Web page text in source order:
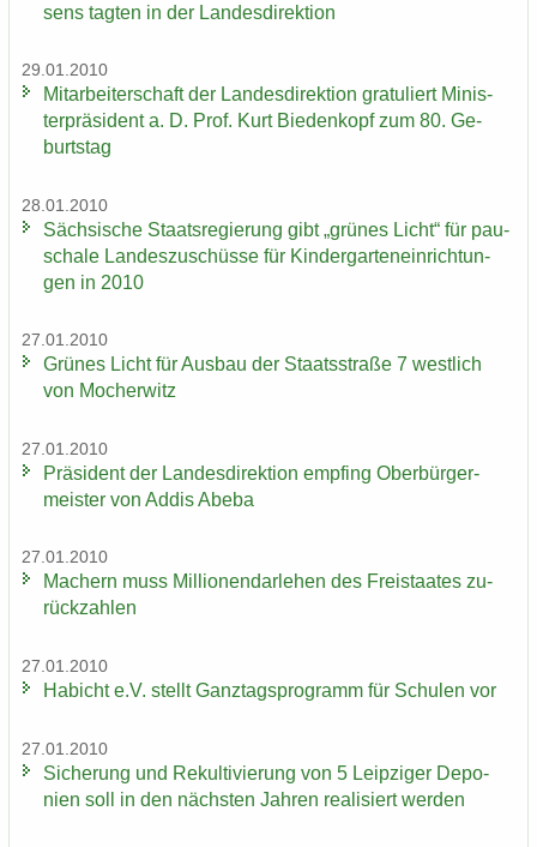
sens tag­ten in der Lan­des­di­rek­ti­on
29.01.2010
Mit­ar­bei­ter­schaft der Lan­des­di­rek­ti­on gra­tu­liert Mi­nis­
ter­prä­si­dent a. D. Prof. Kurt Bie­den­kopf zum 80. Ge­
burts­tag
28.01.2010
Säch­si­sche Staats­re­gie­rung gibt „grü­nes Licht“ für pau­
scha­le Lan­des­zu­schüs­se für Kin­der­gar­ten­ein­rich­tun­
gen in 2010
27.01.2010
Grü­nes Licht für Aus­bau der Staats­stra­ße 7 west­lich
von Mo­cher­witz
27.01.2010
Prä­si­dent der Lan­des­di­rek­ti­on emp­fing Ober­bür­ger­
meis­ter von Addis Abeba
27.01.2010
Ma­chern muss Mil­lio­nen­dar­le­hen des Frei­staa­tes zu­
rück­zah­len
27.01.2010
Ha­bicht e.V. stellt Ganz­tags­pro­gramm für Schu­len vor
27.01.2010
Si­che­rung und Re­kul­ti­vie­rung von 5 Leip­zi­ger De­po­
nien soll in den nächs­ten Jah­ren rea­li­siert wer­den